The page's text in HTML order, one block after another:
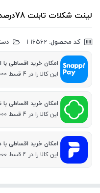
لینت شکلات تابلت 78درصد 100گ
کد محصول:
امکان خرید اقساطی
این کالا را در 4 قسط 167,000 تومانی بخرید
امکان خرید اقساطی
این کالا را در 4 قسط 167,000 تومانی بخرید
امکان خرید اقساطی
این کالا را در 4 قسط 167,000 تومانی بخرید